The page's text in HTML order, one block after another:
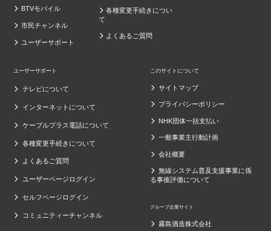
BTVモバイル
市民チャンネル
ユーザーサポート
各種変更手続きについ
て
よくあるご質問
ユーザーサポート
テレビについて
インターネットについて
ケーブルプラス電話について
各種変更手続きについて
よくあるご質問
ユーザーページログイン
セルフページログイン
コミュニティーチャンネル
このサイトについて
サイトマップ
プライバシーポリシー
NHK団体一括支払い
一般事業主行動計画
会社概要
無線システム普及支援事業に係
る事後評価について
グループ企業サイト
霧島酒造株式会社